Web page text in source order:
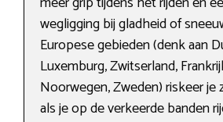
wegligging bij gladheid of
Europese gebieden (denk aan
Luxemburg, Zwitserland,
Noorwegen, Zweden) riskeer
als je op de verkeerde banden